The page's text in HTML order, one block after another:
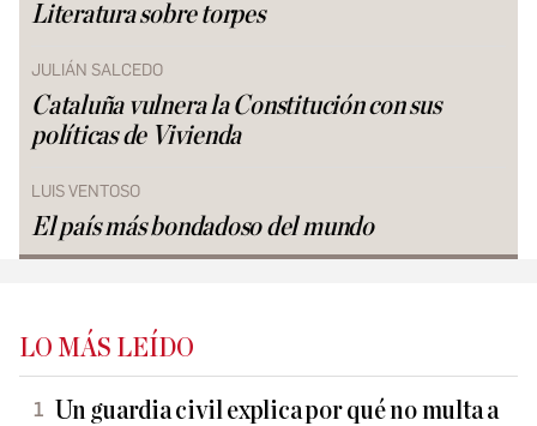
Literatura sobre torpes
JULIÁN SALCEDO
Cataluña vulnera la Constitución con sus
políticas de Vivienda
LUIS VENTOSO
El país más bondadoso del mundo
LO MÁS LEÍDO
Un guardia civil explica por qué no multa a